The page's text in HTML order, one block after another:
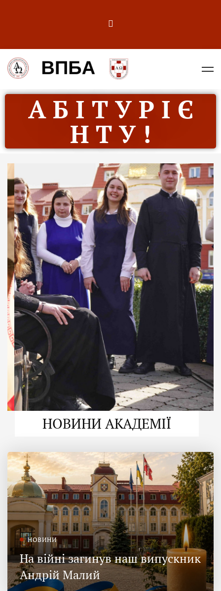
А Б І Т У Р І Є
Н Т У !
ДУХОВНО СИЛЬНІ!
ВПБА — спільнота, де
формується
покликання
Читати більше
НОВИНИ АКАДЕМІЇ
НОВИНИ
На війні загинув наш випускник
Андрій Малий